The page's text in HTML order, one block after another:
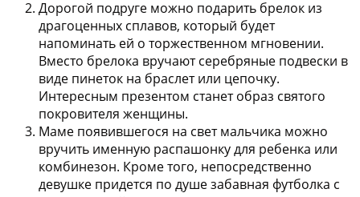
Дорогой подруге можно подарить брелок из
драгоценных сплавов, который будет
напоминать ей о торжественном мгновении.
Вместо брелока вручают серебряные подвески в
виде пинеток на браслет или цепочку.
Интересным презентом станет образ святого
покровителя женщины.
Маме появившегося на свет мальчика можно
вручить именную распашонку для ребенка или
комбинезон. Кроме того, непосредственно
девушке придется по душе забавная футболка с